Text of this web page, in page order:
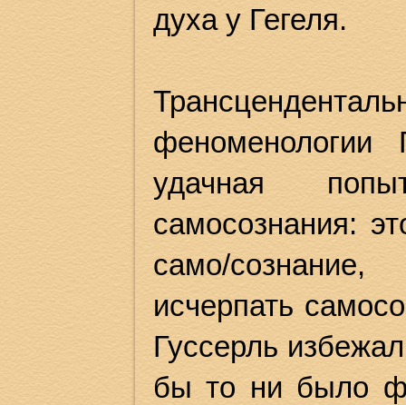
духа у Гегеля.
удачная
самосознания:
само/
исчерпать
Гуссерль
бы то ни было